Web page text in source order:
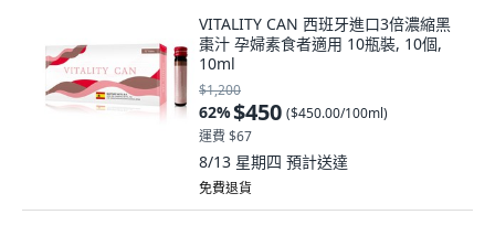
VITALITY CAN 西班牙進口3倍濃縮黑
棗汁 孕婦素食者適用 10瓶裝, 10個,
10ml
$1,200
62%$450 ($450.00/100ml)
運費 $67
8/13 星期四 預計送達
免費退貨